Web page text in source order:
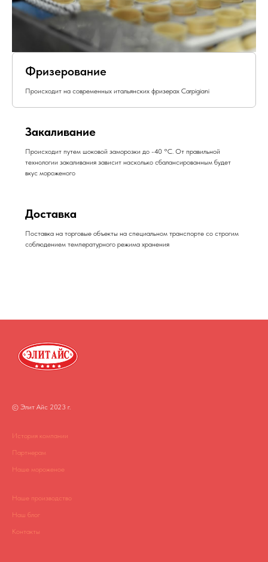
Фризерование
Происходит на современных итальянских фризерах Carpigiani
Закаливание
Происходит путем шоковой заморозки до -40 °С. От правильной
технологии закаливания зависит насколько сбалансированным будет
вкус мороженого
Доставка
Поставка на торговые объекты на специальном транспорте cо строгим
соблюдением температурного режима хранения
© Элит Айс 2023 г.
История компании
Партнерам
Наше мороженое
Наше производство
Наш блог
Контакты